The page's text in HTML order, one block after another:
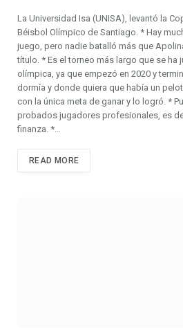
La Universidad Isa (UNISA), levantó la
Béisbol Olímpico de Santiago. * Hay
juego, pero nadie batalló más que
título. * Es el torneo más largo que se ha
olímpica, ya que empezó en 2020 y
dormía y donde quiera que había un
con la única meta de ganar y lo logró. *
probados jugadores profesionales, es
finanza. *…
READ MORE